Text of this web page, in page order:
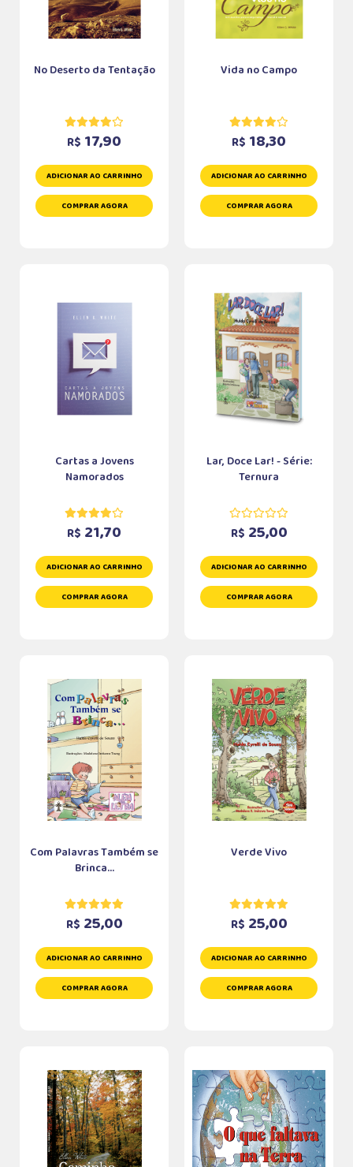
No Deserto da Tentação
R$ 17,90
ADICIONAR AO CARRINHO
COMPRAR AGORA
Vida no Campo
R$ 18,30
ADICIONAR AO CARRINHO
COMPRAR AGORA
Cartas a Jovens
Namorados
R$ 21,70
ADICIONAR AO CARRINHO
COMPRAR AGORA
Lar, Doce Lar! - Série:
Ternura
R$ 25,00
ADICIONAR AO CARRINHO
COMPRAR AGORA
Com Palavras Também se
Brinca...
R$ 25,00
ADICIONAR AO CARRINHO
COMPRAR AGORA
Verde Vivo
R$ 25,00
ADICIONAR AO CARRINHO
COMPRAR AGORA